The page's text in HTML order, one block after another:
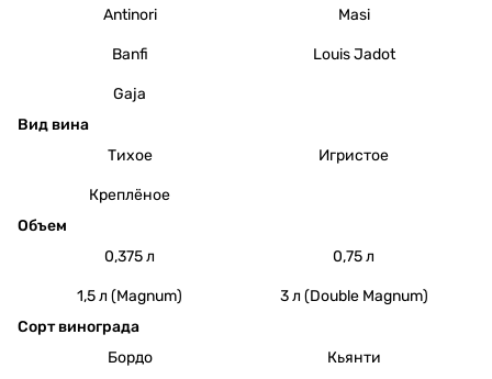
Antinori
Masi
Banfi Louis Jadot
Gaja
Вид вина
Тихое
Игристое
Креплёное
Объем
0,375 л
0,75 л
1,5 л (Magnum)
3 л (Double Magnum)
Сорт винограда
Бордо
Кьянти